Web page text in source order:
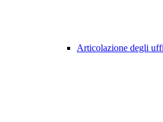
Articolazione degli